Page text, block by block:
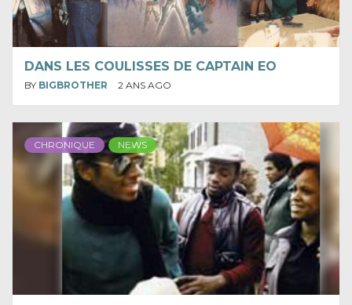
DANS LES COULISSES DE CAPTAIN EO
BY BIGBROTHER 2 ANS AGO
CHRONIQUE NEWS